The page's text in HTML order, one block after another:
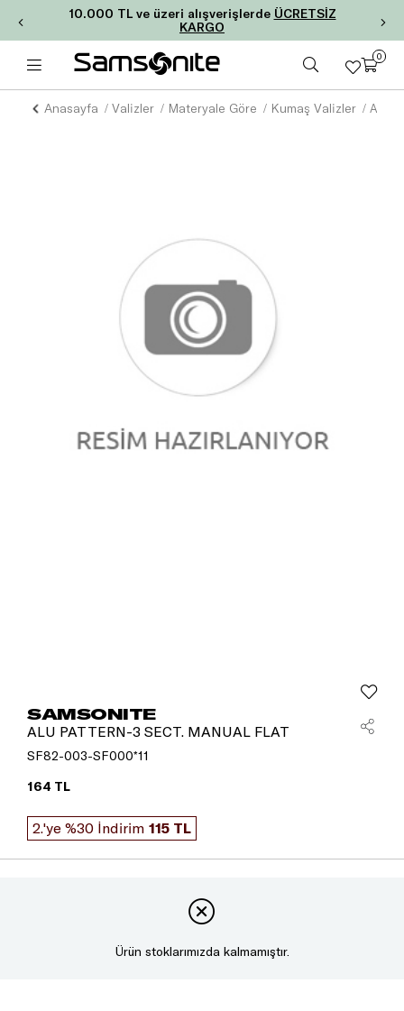
10.000 TL ve üzeri alışverişlerde ÜCRETSİZ
KARGO
0
Anasayfa Valizler Materyale Göre Kumaş Valizler ALU
SAMSONITE
ALU PATTERN-3 SECT. MANUAL FLAT
SF82-003-SF000*11
164 TL
2.'ye %30 İndirim 115 TL
Ürün stoklarımızda kalmamıştır.